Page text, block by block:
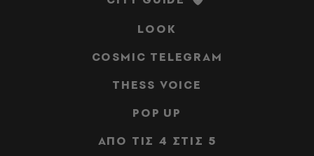
LOOK
COSMIC TELEGRAM
THESS VOICE
POP UP
ΑΠΟ ΤΙΣ 4 ΣΤΙΣ 5